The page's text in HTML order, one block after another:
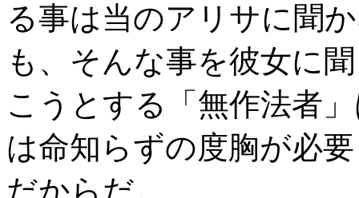
る事は当のアリサに聞
も、そんな事を彼女に聞
こうとする「無作法者
は命知らずの度胸が必要
だからだ。